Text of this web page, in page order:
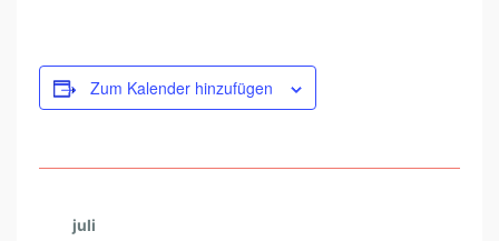
C
H
Zum Kalender hinzufügen
juli